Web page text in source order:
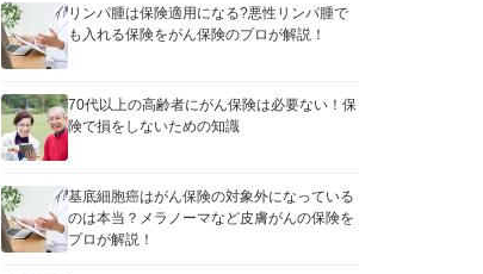
リンパ腫は保険適用になる?悪性リンパ腫で
も入れる保険をがん保険のプロが解説！
70代以上の高齢者にがん保険は必要ない！保
険で損をしないための知識
基底細胞癌はがん保険の対象外になっている
のは本当？メラノーマなど皮膚がんの保険を
プロが解説！